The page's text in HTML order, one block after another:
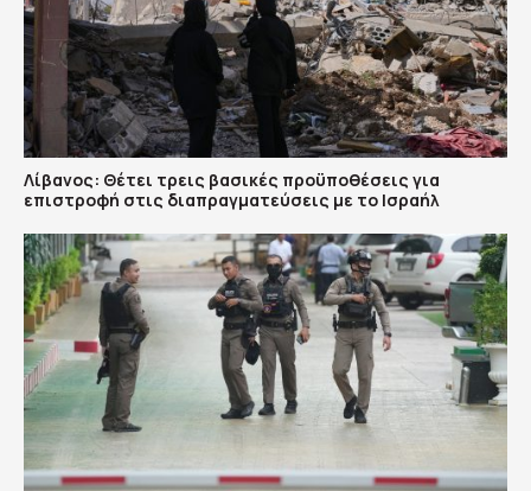
Λίβανος: Θέτει τρεις βασικές προϋποθέσεις για
επιστροφή στις διαπραγματεύσεις με το Ισραήλ